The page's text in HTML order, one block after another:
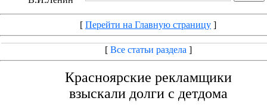
[ Перейти на Главную страницу ]
[ Все статьи раздела ]
Красноярские рекламщики
взыскали долги с детдома